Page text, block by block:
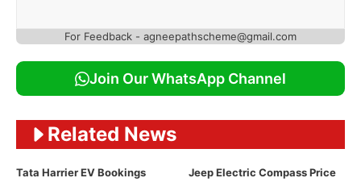
For Feedback - agneepathscheme@gmail.com
Join Our WhatsApp Channel
Related News
Tata Harrier EV Bookings
Jeep Electric Compass Price